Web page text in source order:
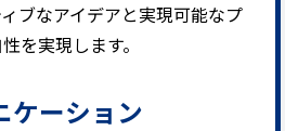
ブなアイデアと実現可能なプ
を実現します。
ケーション